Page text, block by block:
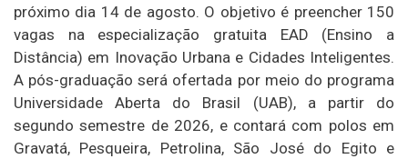
próximo dia 14 de agosto. O objetivo é preencher 150
vagas na especialização gratuita EAD (Ensino a
Distância) em Inovação Urbana e Cidades Inteligentes.
A pós-graduação será ofertada por meio do programa
Universidade Aberta do Brasil (UAB), a partir do
segundo semestre de 2026, e contará com polos em
Gravatá, Pesqueira, Petrolina, São José do Egito e